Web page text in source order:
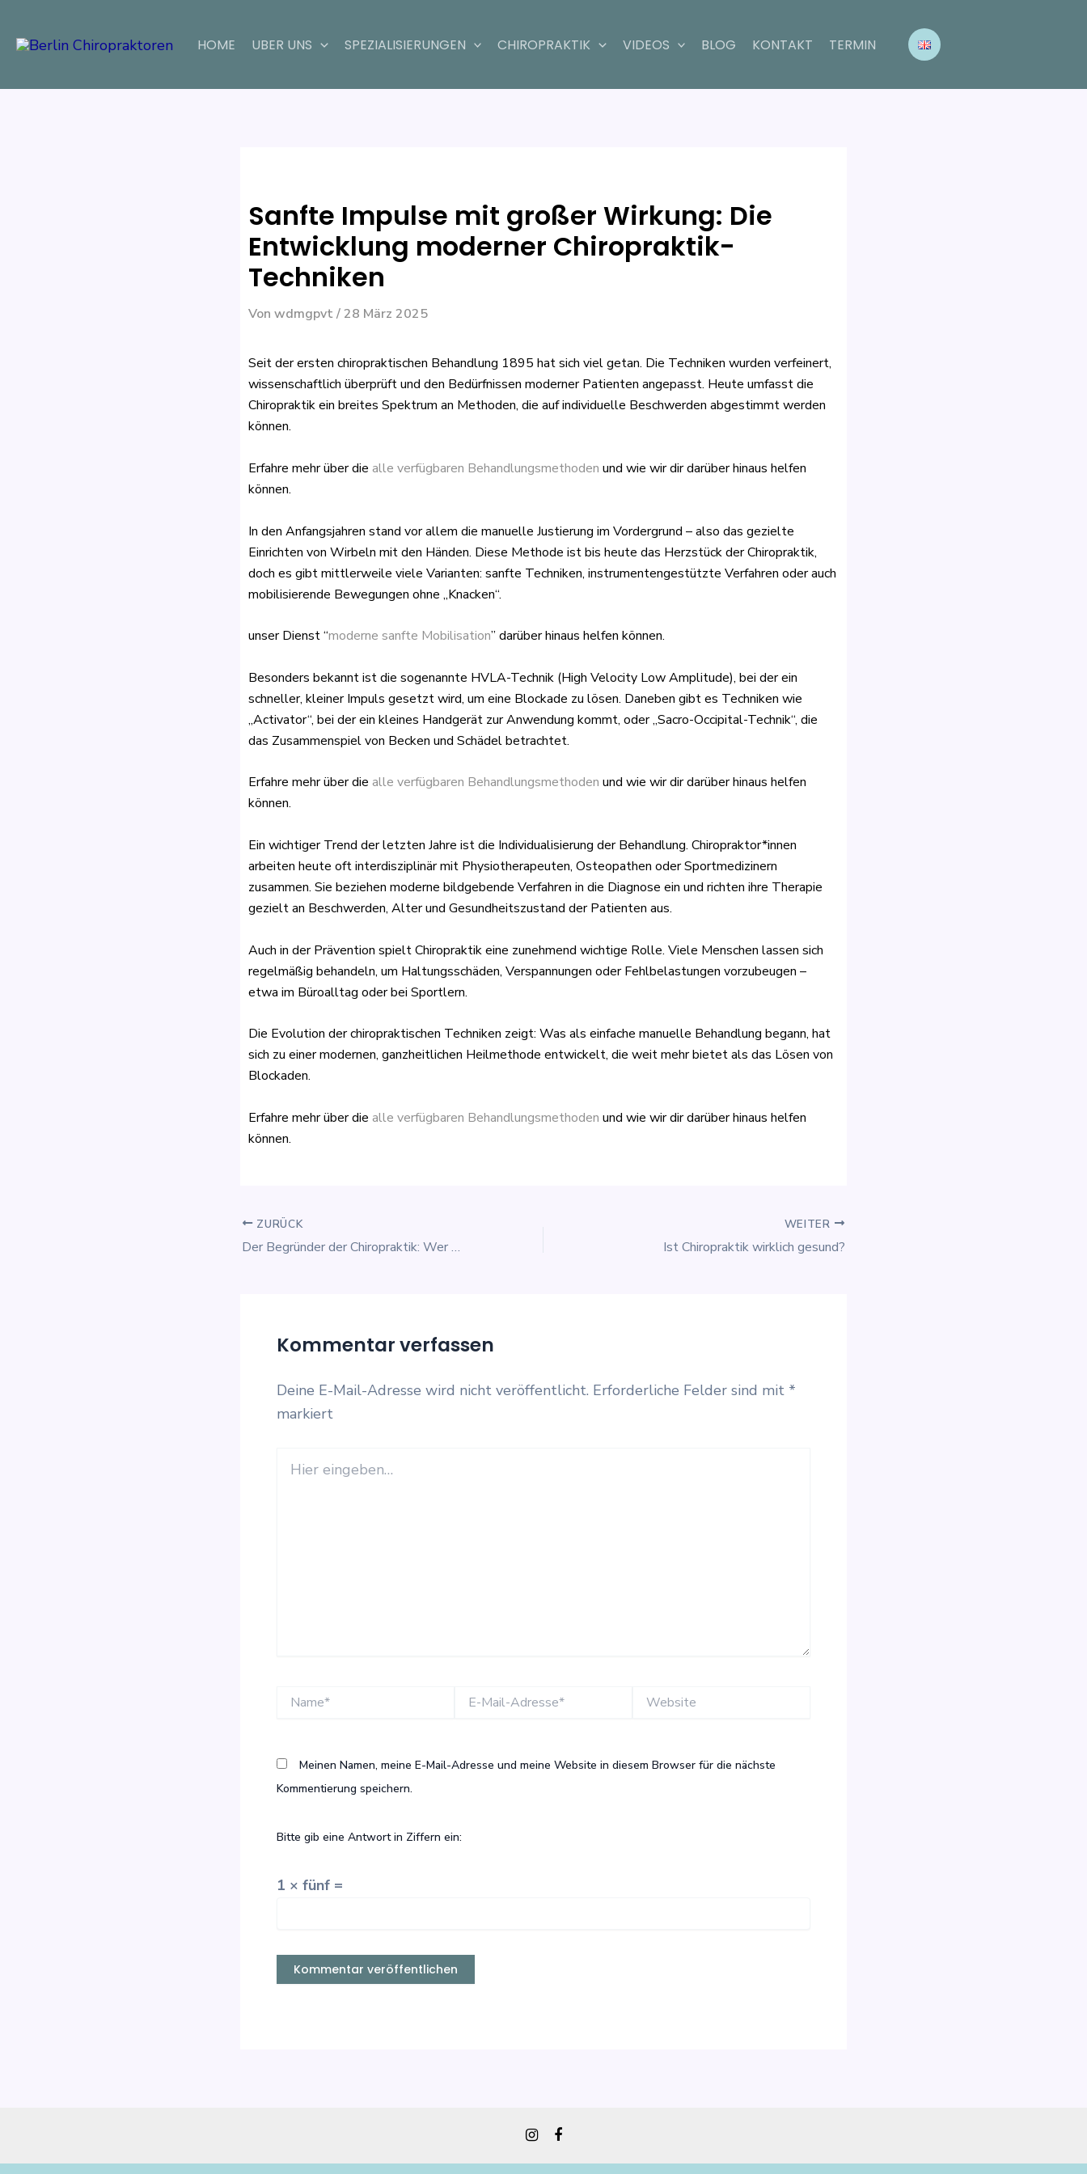
Inhalt
springen
HOME UBER UNS SPEZIALISIERUNGEN CHIROPRAKTIK VIDEOS BLOG KONTAKT TERMIN
Sanfte Impulse mit großer Wirkung: Die
Entwicklung moderner Chiropraktik-
Techniken
Von wdmgpvt/28 März 2025
Seit der ersten chiropraktischen Behandlung 1895 hat sich viel getan. Die Techniken wurden verfeinert,
wissenschaftlich überprüft und den Bedürfnissen moderner Patienten angepasst. Heute umfasst die
Chiropraktik ein breites Spektrum an Methoden, die auf individuelle Beschwerden abgestimmt werden
können.
Erfahre mehr über die alle verfügbaren Behandlungsmethoden und wie wir dir darüber hinaus helfen
können.
In den Anfangsjahren stand vor allem die manuelle Justierung im Vordergrund – also das gezielte
Einrichten von Wirbeln mit den Händen. Diese Methode ist bis heute das Herzstück der Chiropraktik,
doch es gibt mittlerweile viele Varianten: sanfte Techniken, instrumentengestützte Verfahren oder auch
mobilisierende Bewegungen ohne „Knacken“.
unser Dienst “moderne sanfte Mobilisation” darüber hinaus helfen können.
Besonders bekannt ist die sogenannte HVLA-Technik (High Velocity Low Amplitude), bei der ein
schneller, kleiner Impuls gesetzt wird, um eine Blockade zu lösen. Daneben gibt es Techniken wie
„Activator“, bei der ein kleines Handgerät zur Anwendung kommt, oder „Sacro-Occipital-Technik“, die
das Zusammenspiel von Becken und Schädel betrachtet.
Erfahre mehr über die alle verfügbaren Behandlungsmethoden und wie wir dir darüber hinaus helfen
können.
Ein wichtiger Trend der letzten Jahre ist die Individualisierung der Behandlung. Chiropraktor*innen
arbeiten heute oft interdisziplinär mit Physiotherapeuten, Osteopathen oder Sportmedizinern
zusammen. Sie beziehen moderne bildgebende Verfahren in die Diagnose ein und richten ihre Therapie
gezielt an Beschwerden, Alter und Gesundheitszustand der Patienten aus.
Auch in der Prävention spielt Chiropraktik eine zunehmend wichtige Rolle. Viele Menschen lassen sich
regelmäßig behandeln, um Haltungsschäden, Verspannungen oder Fehlbelastungen vorzubeugen –
etwa im Büroalltag oder bei Sportlern.
Die Evolution der chiropraktischen Techniken zeigt: Was als einfache manuelle Behandlung begann, hat
sich zu einer modernen, ganzheitlichen Heilmethode entwickelt, die weit mehr bietet als das Lösen von
Blockaden.
Erfahre mehr über die alle verfügbaren Behandlungsmethoden und wie wir dir darüber hinaus helfen
können.
ZURÜCK
Der Begründer der Chiropraktik: Wer war Daniel David Palmer?
WEITER
Ist Chiropraktik wirklich gesund?
Kommentar verfassen
Deine E-Mail-Adresse wird nicht veröffentlicht. Erforderliche Felder sind mit *
markiert
eingeben…
Mail-
Meinen Namen, meine E-Mail-Adresse und meine Website in diesem Browser für die nächste
Kommentierung speichern.
Bitte gib eine Antwort in Ziffern ein:
1 × fünf =